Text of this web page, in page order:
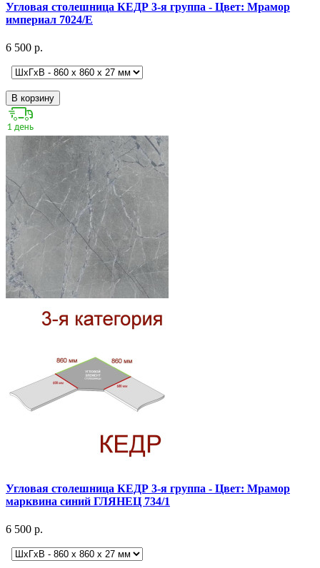
Угловая столешница КЕДР 3-я группа - Цвет: Мрамор
империал 7024/E
6 500 р.
В корзину
Угловая столешница КЕДР 3-я группа - Цвет: Мрамор
марквина синий ГЛЯНЕЦ 734/1
6 500 р.